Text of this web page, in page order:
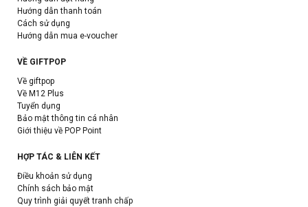
Hướng dẫn thanh toán
Cách sử dụng
Hướng dẫn mua e-voucher
VỀ GIFTPOP
Về giftpop
Về M12 Plus
Tuyển dụng
Bảo mật thông tin cá nhân
Giới thiệu về POP Point
HỢP TÁC & LIÊN KẾT
Điều khoản sử dụng
Chính sách bảo mật
Quy trình giải quyết tranh chấp